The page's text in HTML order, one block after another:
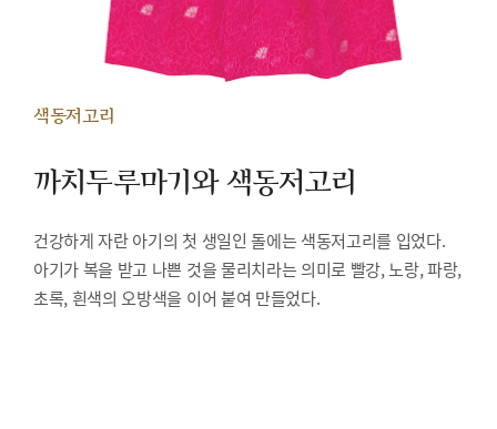
색동저고리
까치두루마기와 색동저고리
건강하게 자란 아기의 첫 생일인 돌에는 색동저고리를 입었다.
아기가 복을 받고 나쁜 것을 물리치라는 의미로 빨강, 노랑, 파랑,
초록, 흰색의 오방색을 이어 붙여 만들었다.